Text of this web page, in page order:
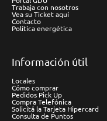
Trabaja con nosotros
Vea su Ticket aquí
Contacto
Política energética
Información útil
Locales
Cómo comprar
Pedidos Pick Up
Compra Telefónica
Solicitá la Tarjeta Hipercard
Consulta de Puntos